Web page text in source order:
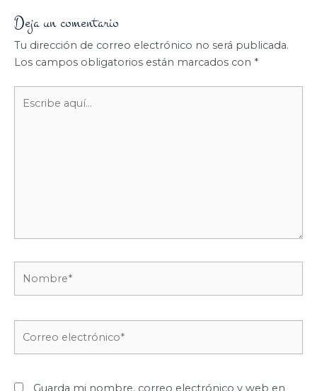
Deja un comentario
Tu dirección de correo electrónico no será publicada.
Los campos obligatorios están marcados con *
aquí...
Guarda mi nombre, correo electrónico y web en